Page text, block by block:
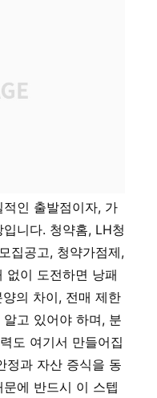
인 출발점이자, 가
니다. 청약홈, LH청
집공고, 청약가점제,
없이 도전하면 낭패
의 차이, 전매 제한
고 있어야 하며, 분
도 여기서 만들어집
정과 자산 증식을 동
에 반드시 이 스텝